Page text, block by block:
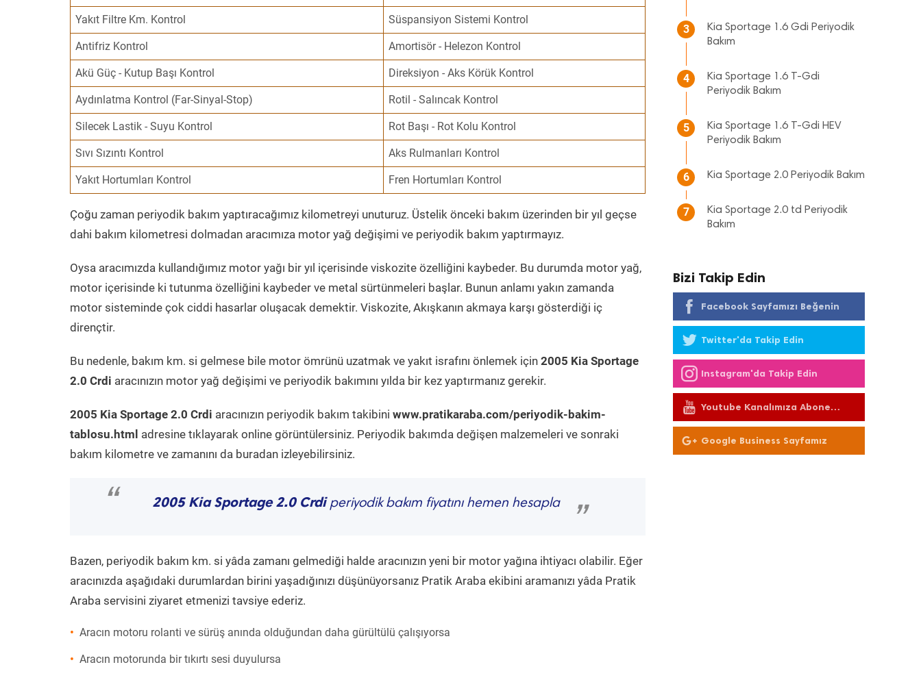
Yakıt Filtre Km. Kontrol Süspansiyon Sistemi Kontrol
Antifriz Kontrol Amortisör - Helezon Kontrol
Akü Güç - Kutup Başı Kontrol Direksiyon - Aks Körük Kontrol
Aydınlatma Kontrol (Far-Sinyal-Stop) Rotil - Salıncak Kontrol
Silecek Lastik - Suyu Kontrol Rot Başı - Rot Kolu Kontrol
Sıvı Sızıntı Kontrol Aks Rulmanları Kontrol
Yakıt Hortumları Kontrol Fren Hortumları Kontrol
Çoğu zaman periyodik bakım yaptıracağımız kilometreyi unuturuz. Üstelik önceki bakım üzerinden bir yıl geçse
dahi bakım kilometresi dolmadan aracımıza motor yağ değişimi ve periyodik bakım yaptırmayız.
Oysa aracımızda kullandığımız motor yağı bir yıl içerisinde viskozite özelliğini kaybeder. Bu durumda motor yağ,
motor içerisinde ki tutunma özelliğini kaybeder ve metal sürtünmeleri başlar. Bunun anlamı yakın zamanda
motor sisteminde çok ciddi hasarlar oluşacak demektir. Viskozite, Akışkanın akmaya karşı gösterdiği iç
dirençtir.
Bu nedenle, bakım km. si gelmese bile motor ömrünü uzatmak ve yakıt israfını önlemek için 2005 Kia Sportage
2.0 Crdi aracınızın motor yağ değişimi ve periyodik bakımını yılda bir kez yaptırmanız gerekir.
2005 Kia Sportage 2.0 Crdi aracınızın periyodik bakım takibini www.pratikaraba.com/periyodik-bakim-
tablosu.html adresine tıklayarak online görüntülersiniz. Periyodik bakımda değişen malzemeleri ve sonraki
bakım kilometre ve zamanını da buradan izleyebilirsiniz.
“ 2005 Kia Sportage 2.0 Crdiperiyodik bakım fiyatını hemen hesapla
”
Bazen, periyodik bakım km. si yâda zamanı gelmediği halde aracınızın yeni bir motor yağına ihtiyacı olabilir. Eğer
aracınızda aşağıdaki durumlardan birini yaşadığınızı düşünüyorsanız Pratik Araba ekibini aramanızı yâda Pratik
Araba servisini ziyaret etmenizi tavsiye ederiz.
Aracın motoru rolanti ve sürüş anında olduğundan daha gürültülü çalışıyorsa
Aracın motorunda bir tıkırtı sesi duyulursa
3
Kia Sportage 1.6 Gdi Periyodik
Bakım
4
Kia Sportage 1.6 T-Gdi
Periyodik Bakım
5
Kia Sportage 1.6 T-Gdi HEV
Periyodik Bakım
6 Kia Sportage 2.0 Periyodik Bakım
7
Kia Sportage 2.0 td Periyodik
Bakım
Bizi Takip Edin
Facebook Sayfamızı Beğenin
Twitter'da Takip Edin
Instagram'da Takip Edin
Youtube Kanalımıza Abone
Olun
Google Business Sayfamız